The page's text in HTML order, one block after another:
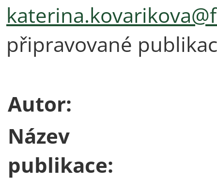
připravované
Autor:
Název
publikace: